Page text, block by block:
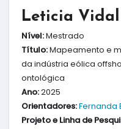
Leticia
Nível:Mestrado
Título:Mapeamento e
da indústria eólica
ontológica
Ano:2025
Orientadores:Fernanda
Projeto e Linha de